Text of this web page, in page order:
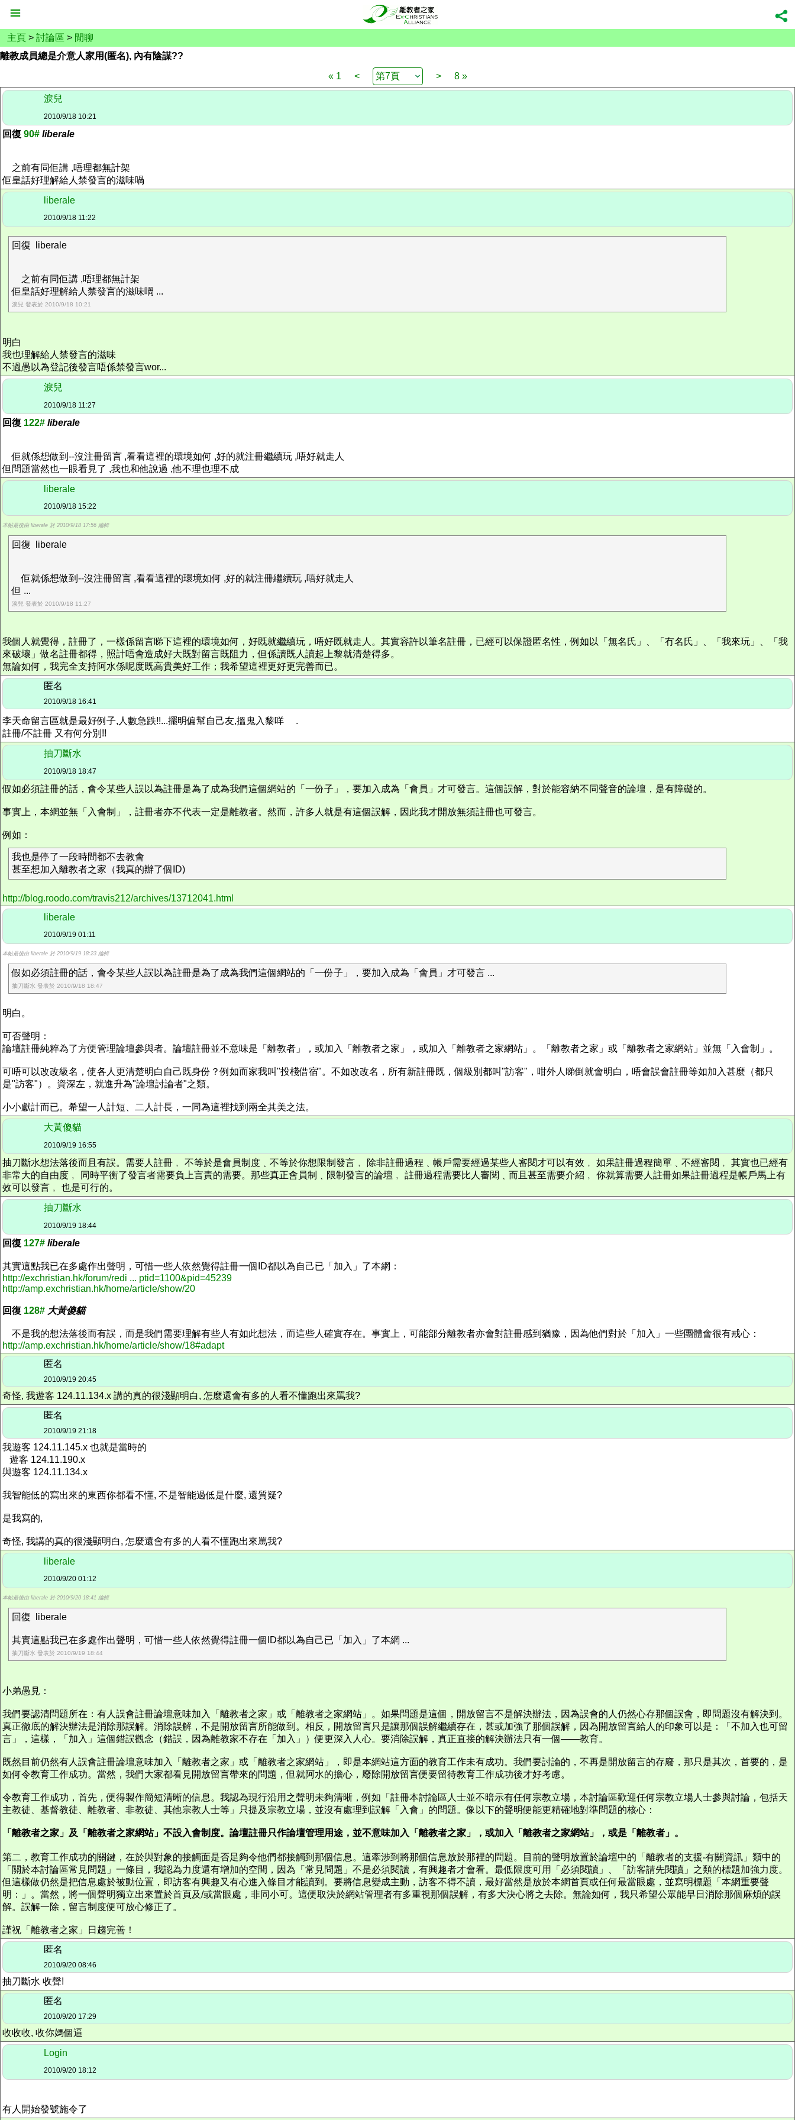
主頁 > 討論區 > 閒聊
離教成員總是介意人家用(匿名), 內有陰謀??
« 1
< > 8 »
淚兒
2010/9/18 10:21
回復 90# liberale
之前有同佢講 ,唔理都無計架
佢皇話好理解給人禁發言的滋味喎
liberale
2010/9/18 11:22
回復 liberale
之前有同佢講 ,唔理都無計架
佢皇話好理解給人禁發言的滋味喎 ...
淚兒 發表於 2010/9/18 10:21
明白
我也理解給人禁發言的滋味
不過愚以為登記後發言唔係禁發言wor...
淚兒
2010/9/18 11:27
回復 122# liberale
佢就係想做到--沒注冊留言 ,看看這裡的環境如何 ,好的就注冊繼續玩 ,唔好就走人
但問題當然也一眼看見了 ,我也和他說過 ,他不理也理不成
liberale
2010/9/18 15:22
本帖最後由 liberale 於 2010/9/18 17:56 編輯
回復 liberale
佢就係想做到--沒注冊留言 ,看看這裡的環境如何 ,好的就注冊繼續玩 ,唔好就走人
但 ...
淚兒 發表於 2010/9/18 11:27
我個人就覺得，註冊了，一樣係留言睇下這裡的環境如何，好既就繼續玩，唔好既就走人。其實容許以筆名註冊，已經可以保證匿名性，例如以「無名氏」、「冇名氏」、「我來玩」、「我
來破壞」做名註冊都得，照計唔會造成好大既對留言既阻力，但係讀既人讀起上黎就清楚得多。
無論如何，我完全支持阿水係呢度既高貴美好工作；我希望這裡更好更完善而已。
匿名
2010/9/18 16:41
李天命留言區就是最好例子,人數急跌!!...擺明偏幫自己友,搵鬼入黎咩
.
註冊/不註冊 又有何分別!!
抽刀斷水
2010/9/18 18:47
假如必須註冊的話，會令某些人誤以為註冊是為了成為我們這個網站的「一份子」，要加入成為「會員」才可發言。這個誤解，對於能容納不同聲音的論壇，是有障礙的。
事實上，本網並無「入會制」，註冊者亦不代表一定是離教者。然而，許多人就是有這個誤解，因此我才開放無須註冊也可發言。
例如：
我也是停了一段時間都不去教會
甚至想加入離教者之家（我真的辦了個ID)
http://blog.roodo.com/travis212/archives/13712041.html
liberale
2010/9/19 01:11
本帖最後由 liberale 於 2010/9/19 18:23 編輯
假如必須註冊的話，會令某些人誤以為註冊是為了成為我們這個網站的「一份子」，要加入成為「會員」才可發言 ...
抽刀斷水 發表於 2010/9/18 18:47
明白。
可否聲明：
論壇註冊純粹為了方便管理論壇參與者。論壇註冊並不意味是「離教者」，或加入「離教者之家」，或加入「離教者之家網站」。「離教者之家」或「離教者之家網站」並無「入會制」。
可唔可以改改級名，使各人更清楚明白自己既身份？例如而家我叫"投棧借宿"。不如改改名，所有新註冊既，個級別都叫"訪客"，咁外人睇倒就會明白，唔會誤會註冊等如加入甚麼（都只
是"訪客"）。資深左，就進升為"論壇討論者"之類。
小小獻計而已。希望一人計短、二人計長，一同為這裡找到兩全其美之法。
大黃傻貓
2010/9/19 16:55
抽刀斷水想法落後而且有誤。需要人註冊﹐ 不等於是會員制度﹑不等於你想限制發言﹐ 除非註冊過程﹑帳戶需要經過某些人審閱才可以有效﹐ 如果註冊過程簡單﹑不經審閱﹐ 其實也已經有
非常大的自由度﹐ 同時平衡了發言者需要負上言責的需要。那些真正會員制﹑限制發言的論壇﹐ 註冊過程需要比人審閱﹑而且甚至需要介紹﹐ 你就算需要人註冊如果註冊過程是帳戶馬上有
效可以發言﹐ 也是可行的。
抽刀斷水
2010/9/19 18:44
回復 127# liberale
其實這點我已在多處作出聲明，可惜一些人依然覺得註冊一個ID都以為自己已「加入」了本網：
http://exchristian.hk/forum/redi ... ptid=1100&pid=45239
http://amp.exchristian.hk/home/article/show/20
回復 128# 大黃傻貓
不是我的想法落後而有誤，而是我們需要理解有些人有如此想法，而這些人確實存在。事實上，可能部分離教者亦會對註冊感到猶豫，因為他們對於「加入」一些團體會很有戒心：
http://amp.exchristian.hk/home/article/show/18#adapt
匿名
2010/9/19 20:45
奇怪, 我遊客 124.11.134.x 講的真的很淺顯明白, 怎麼還會有多的人看不懂跑出來罵我?
匿名
2010/9/19 21:18
我遊客 124.11.145.x 也就是當時的
遊客 124.11.190.x
與遊客 124.11.134.x
我智能低的寫出來的東西你都看不懂, 不是智能過低是什麼, 還質疑?
是我寫的,
奇怪, 我講的真的很淺顯明白, 怎麼還會有多的人看不懂跑出來罵我?
liberale
2010/9/20 01:12
本帖最後由 liberale 於 2010/9/20 18:41 編輯
回復 liberale
其實這點我已在多處作出聲明，可惜一些人依然覺得註冊一個ID都以為自己已「加入」了本網 ...
抽刀斷水 發表於 2010/9/19 18:44
小弟愚見：
我們要認清問題所在：有人誤會註冊論壇意味加入「離教者之家」或「離教者之家網站」。如果問題是這個，開放留言不是解決辦法，因為誤會的人仍然心存那個誤會，即問題沒有解決到。
真正徹底的解決辦法是消除那誤解。消除誤解，不是開放留言所能做到。相反，開放留言只是讓那個誤解繼續存在，甚或加強了那個誤解，因為開放留言給人的印象可以是：「不加入也可留
言」，這樣，「加入」這個錯誤觀念（錯誤，因為離教家不存在「加入」）便更深入人心。要消除誤解，真正直接的解決辦法只有一個——教育。
既然目前仍然有人誤會註冊論壇意味加入「離教者之家」或「離教者之家網站」，即是本網站這方面的教育工作未有成功。我們要討論的，不再是開放留言的存廢，那只是其次，首要的，是
如何令教育工作成功。當然，我們大家都看見開放留言帶來的問題，但就阿水的擔心，廢除開放留言便要留待教育工作成功後才好考慮。
令教育工作成功，首先，便得製作簡短清晰的信息。我認為現行沿用之聲明未夠清晰，例如「註冊本討論區人士並不暗示有任何宗教立場，本討論區歡迎任何宗教立場人士參與討論，包括天
主教徒、基督教徒、離教者、非教徒、其他宗教人士等」只提及宗教立場，並沒有處理到誤解「入會」的問題。像以下的聲明便能更精確地對準問題的核心：
「離教者之家」及「離教者之家網站」不設入會制度。論壇註冊只作論壇管理用途，並不意味加入「離教者之家」，或加入「離教者之家網站」，或是「離教者」。
第二，教育工作成功的關鍵，在於與對象的接觸面是否足夠令他們都接觸到那個信息。這牽涉到將那個信息放於那裡的問題。目前的聲明放置於論壇中的「離教者的支援‧有關資訊」類中的
「關於本討論區常見問題」一條目，我認為力度還有增加的空間，因為「常見問題」不是必須閱讀，有興趣者才會看。最低限度可用「必須閱讀」、「訪客請先閱讀」之類的標題加強力度。
但這樣做仍然是把信息處於被動位置，即訪客有興趣又有心進入條目才能讀到。要將信息變成主動，訪客不得不讀，最好當然是放於本網首頁或任何最當眼處，並寫明標題「本網重要聲
明：」。當然，將一個聲明獨立出來置於首頁及/或當眼處，非同小可。這便取決於網站管理者有多重視那個誤解，有多大決心將之去除。無論如何，我只希望公眾能早日消除那個麻煩的誤
解。誤解一除，留言制度便可放心修正了。
謹祝「離教者之家」日趨完善！
匿名
2010/9/20 08:46
抽刀斷水 收聲!
匿名
2010/9/20 17:29
收收收, 收你媽個逼
Login
2010/9/20 18:12
有人開始發號施令了